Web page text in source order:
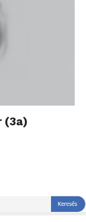
(3a)